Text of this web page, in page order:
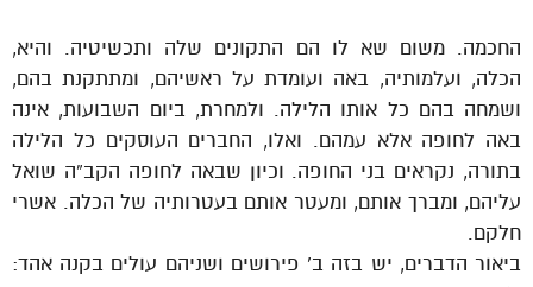
החכמה. משום שא לו הם התקונים שלה ותכשיטיה. והיא,
הכלה, ועלמותיה, באה ועומדת על ראשיהם, ומתתקנת בהם,
ושמחה בהם כל אותו הלילה. ולמחרת, ביום השבועות, אינה
באה לחופה אלא עמהם. ואלו, החברים העוסקים כל הלילה
בתורה, נקראים בני החופה. וכיון שבאה לחופה הקב”ה שואל
עליהם, ומברך אותם, ומעטר אותם בעטרותיה של הכלה. אשרי
חלקם.
ביאור הדברים, יש בזה ב’ פירושים ושניהם עולים בקנה אהד: